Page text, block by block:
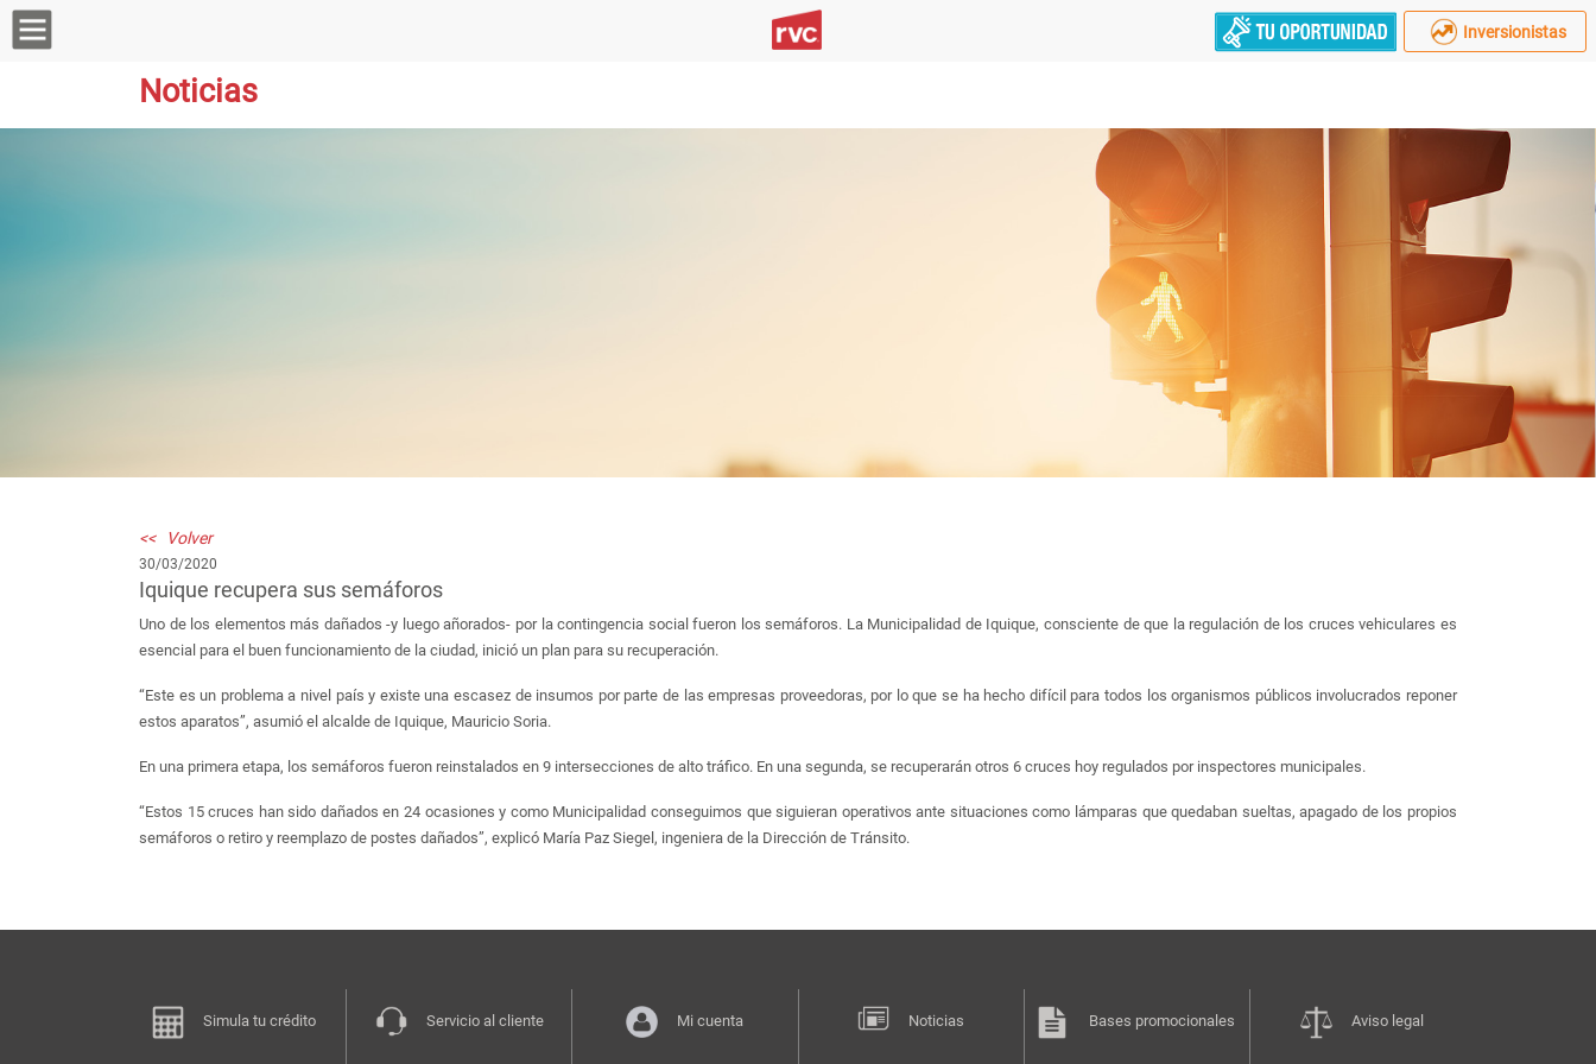
Inversionistas
Noticias
<< Volver
30/03/2020
Iquique recupera sus semáforos
Uno de los elementos más dañados -y luego añorados- por la contingencia social fueron los semáforos. La Municipalidad de Iquique, consciente de que la regulación de los cruces vehiculares es
esencial para el buen funcionamiento de la ciudad, inició un plan para su recuperación.
“Este es un problema a nivel país y existe una escasez de insumos por parte de las empresas proveedoras, por lo que se ha hecho difícil para todos los organismos públicos involucrados reponer
estos aparatos”, asumió el alcalde de Iquique, Mauricio Soria.
En una primera etapa, los semáforos fueron reinstalados en 9 intersecciones de alto tráfico. En una segunda, se recuperarán otros 6 cruces hoy regulados por inspectores municipales.
“Estos 15 cruces han sido dañados en 24 ocasiones y como Municipalidad conseguimos que siguieran operativos ante situaciones como lámparas que quedaban sueltas, apagado de los propios
semáforos o retiro y reemplazo de postes dañados”, explicó María Paz Siegel, ingeniera de la Dirección de Tránsito.
Simula tu crédito Servicio al cliente Mi cuenta Noticias Bases promocionales Aviso legal